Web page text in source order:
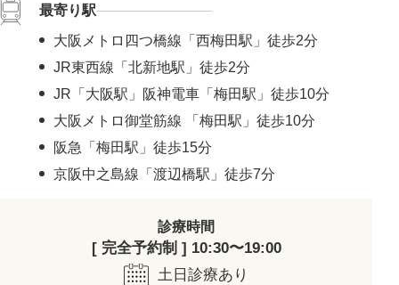
最寄り駅
大阪メトロ四つ橋線「西梅田駅」徒歩2分
JR東西線「北新地駅」徒歩2分
JR「大阪駅」阪神電車「梅田駅」徒歩10分
大阪メトロ御堂筋線 「梅田駅」徒歩10分
阪急「梅田駅」徒歩15分
京阪中之島線「渡辺橋駅」徒歩7分
診療時間
[ 完全予約制 ] 10:30〜19:00
土日診療あり